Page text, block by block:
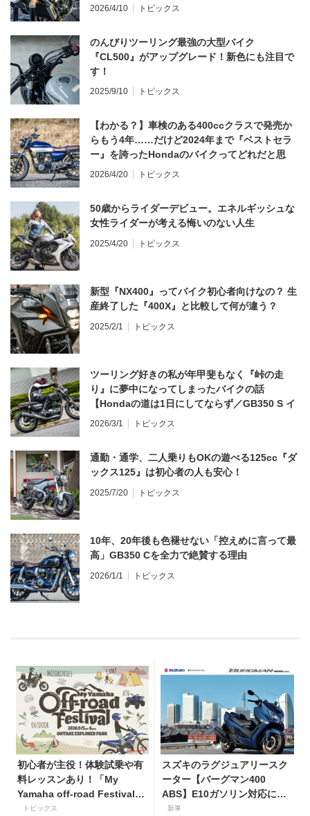
てならず／CB1000F ①第一印象 編】
2026/4/10 トピックス
のんびりツーリング最強の大型バイク
『CL500』がアップグレード！新色にも注目で
す！
2025/9/10 トピックス
【わかる？】車検のある400ccクラスで発売か
らもう4年……だけど2024年まで『ベストセラ
ー』を誇ったHondaのバイクってどれだと思
う？
2026/4/20 トピックス
50歳からライダーデビュー。エネルギッシュな
女性ライダーが考える悔いのない人生
2025/4/20 トピックス
新型『NX400』ってバイク初心者向けなの？ 生
産終了した『400X』と比較して何が違う？
2025/2/1 トピックス
ツーリング好きの私が年甲斐もなく『峠の走
り』に夢中になってしまったバイクの話
【Hondaの道は1日にしてならず／GB350 S イ
ンプレ・レビュー 前編】
2026/3/1 トピックス
通勤・通学、二人乗りもOKの遊べる125cc『ダ
ックス125』は初心者の人も安心！
2025/7/20 トピックス
10年、20年後も色褪せない「控えめに言って最
高」GB350 Cを全力で絶賛する理由
2026/1/1 トピックス
初心者が主役！体験試乗や有
料レッスンあり！「My
Yamaha off-road Festival」
を9月5日・6日にオンタケエ
トピックス
スズキのラグジュアリースク
ーター【バーグマン400
ABS】E10ガソリン対応に仕
様変更して発売。価格は据え
新車